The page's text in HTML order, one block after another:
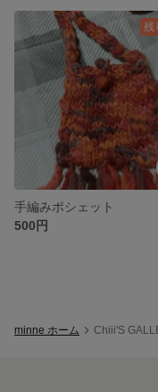
残
手編みポシェット
500円
minne ホーム Chiii'S